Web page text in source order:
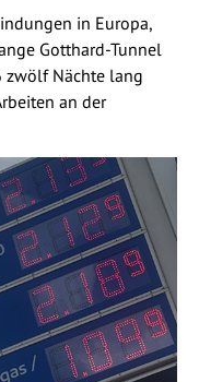
in Europa,
Gotthard-Tunnel
zwölf Nächte lang
an der